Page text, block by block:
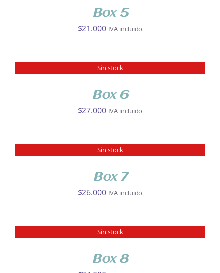
Box 5
$21.000 IVA incluído
Sin stock
Box 6
$27.000 IVA incluído
Sin stock
Box 7
$26.000 IVA incluído
Sin stock
Box 8